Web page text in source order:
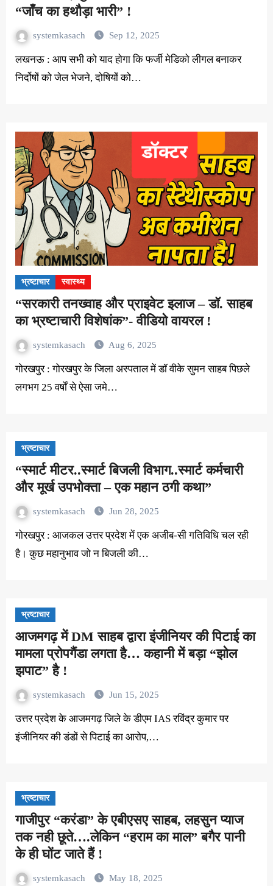
“जाँच का हथौड़ा भारी” !
systemkasach Sep 12, 2025
लखनऊ : आप सभी को याद होगा कि फर्जी मेडिको लीगल बनाकर
निर्दोषों को जेल भेजने, दोषियों को…
भ्रष्टाचार स्वास्थ्य
“सरकारी तनख्वाह और प्राइवेट इलाज – डॉ. साहब
का भ्रष्टाचारी विशेषांक”- वीडियो वायरल !
systemkasach Aug 6, 2025
गोरखपुर : गोरखपुर के जिला अस्पताल में डॉ वीके सुमन साहब पिछले
लगभग 25 वर्षों से ऐसा जमे…
भ्रष्टाचार
“स्मार्ट मीटर..स्मार्ट बिजली विभाग..स्मार्ट कर्मचारी
और मूर्ख उपभोक्ता – एक महान ठगी कथा”
systemkasach Jun 28, 2025
गोरखपुर : आजकल उत्तर प्रदेश में एक अजीब-सी गतिविधि चल रही
है। कुछ महानुभाव जो न बिजली की…
भ्रष्टाचार
आजमगढ़ में DM साहब द्वारा इंजीनियर की पिटाई का
मामला प्रोपगैंडा लगता है… कहानी में बड़ा “झोल
झपाट” है !
systemkasach Jun 15, 2025
उत्तर प्रदेश के आजमगढ़ जिले के डीएम IAS रविंद्र कुमार पर
इंजीनियर की डंडों से पिटाई का आरोप,…
भ्रष्टाचार
गाजीपुर “करंडा” के एबीएसए साहब, लहसुन प्याज
तक नही छूते….लेकिन “हराम का माल” बगैर पानी
के ही घोंट जाते हैं !
systemkasach May 18, 2025